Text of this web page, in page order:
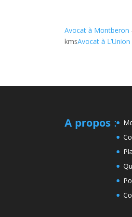
Avocat à Montberon
kmsAvocat à L’Union
A propos :